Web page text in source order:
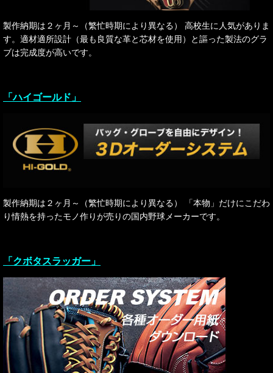
製作納期は２ヶ月～（繁忙時期により異なる） 高校生に人気がありま
す。適材適所設計（最も良質な革と芯材を使用）と謳った製法のグラ
ブは完成度が高いです。
「ハイゴールド」
製作納期は２ヶ月～（繁忙時期により異なる） 「本物」だけにこだわ
り情熱を持ったモノ作りが売りの国内野球メーカーです。
「クボタスラッガー」